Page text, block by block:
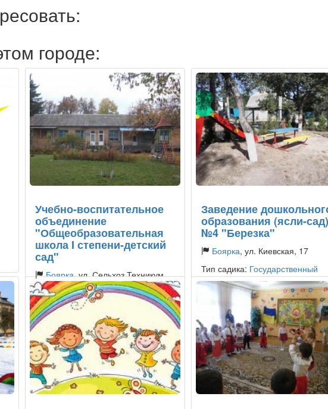
городе:
Учебно-воспитательное
объединение
"Общеобразовательная
школа I степени-детский
сад"
Боярка, ул. Сельхоз Техникум
Тип садика:Государственный
Заведение
образования (ясли-
№4 "Березка"
Боярка, ул. Киевская, 17
Тип садика: Государственный